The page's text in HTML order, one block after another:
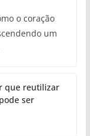
o coração
um
que reutilizar
ser